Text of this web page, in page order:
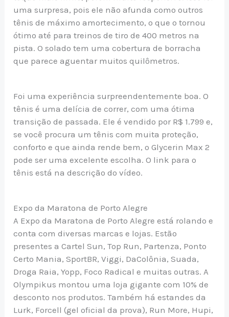
uma surpresa, pois ele não afunda como outros
tênis de máximo amortecimento, o que o tornou
ótimo até para treinos de tiro de 400 metros na
pista. O solado tem uma cobertura de borracha
que parece aguentar muitos quilômetros.
Foi uma experiência surpreendentemente boa. O
tênis é uma delícia de correr, com uma ótima
transição de passada. Ele é vendido por R$ 1.799 e,
se você procura um tênis com muita proteção,
conforto e que ainda rende bem, o Glycerin Max 2
pode ser uma excelente escolha. O link para o
tênis está na descrição do vídeo.
Expo da Maratona de Porto Alegre
A Expo da Maratona de Porto Alegre está rolando e
conta com diversas marcas e lojas. Estão
presentes a Cartel Sun, Top Run, Partenza, Ponto
Certo Mania, SportBR, Viggi, DaColônia, Suada,
Droga Raia, Yopp, Foco Radical e muitas outras. A
Olympikus montou uma loja gigante com 10% de
desconto nos produtos. Também há estandes da
Lurk, Forcell (gel oficial da prova), Run More, Hupi,